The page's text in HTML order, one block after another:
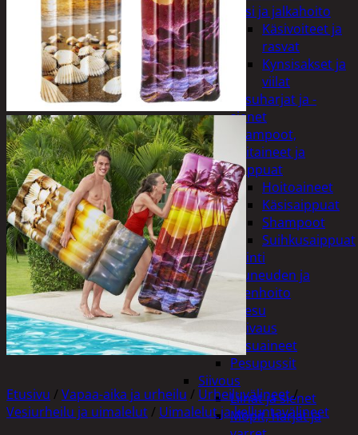
Käsi ja jalkahoito
Käsivoiteet ja
rasvat
Kynsisakset ja
viilat
Pesuharjat ja -
sienet
Shampoot,
hoitaineet ja
saippuat
Hoitoaineet
Käsisaippuat
Shampoot
Suihkusaippuat
Hyvinvointi
Muu kauneuden ja
terveydenhoito
Pyykinpesu
Kuivaus
Pesuaineet
Pesupussit
Siivous
Liinat ja sienet
Mopit, harjat ja
Etusivu / Vapaa-aika ja urheilu / Urheiluvälineet/
Vesiurheilu ja uimalelut / Uimalelut ja kelluntavälineet